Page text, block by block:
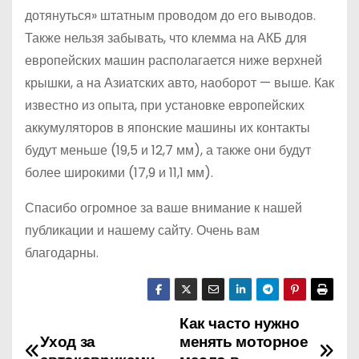
дотянуться» штатным проводом до его выводов.
Также нельзя забывать, что клемма на АКБ для
европейских машин располагается ниже верхней
крышки, а на Азиатских авто, наоборот — выше. Как
известно из опыта, при установке европейских
аккумуляторов в японские машины их контакты
будут меньше (19,5 и 12,7 мм), а также они будут
более широкими (17,9 и 11,1 мм).
Спасибо огромное за ваше внимание к нашей
публикации и нашему сайту. Очень вам
благодарны.
Н
Как часто нужно
менять моторное
Уход за